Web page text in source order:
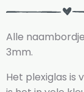
Alle
3mm.
Het plexiglas is